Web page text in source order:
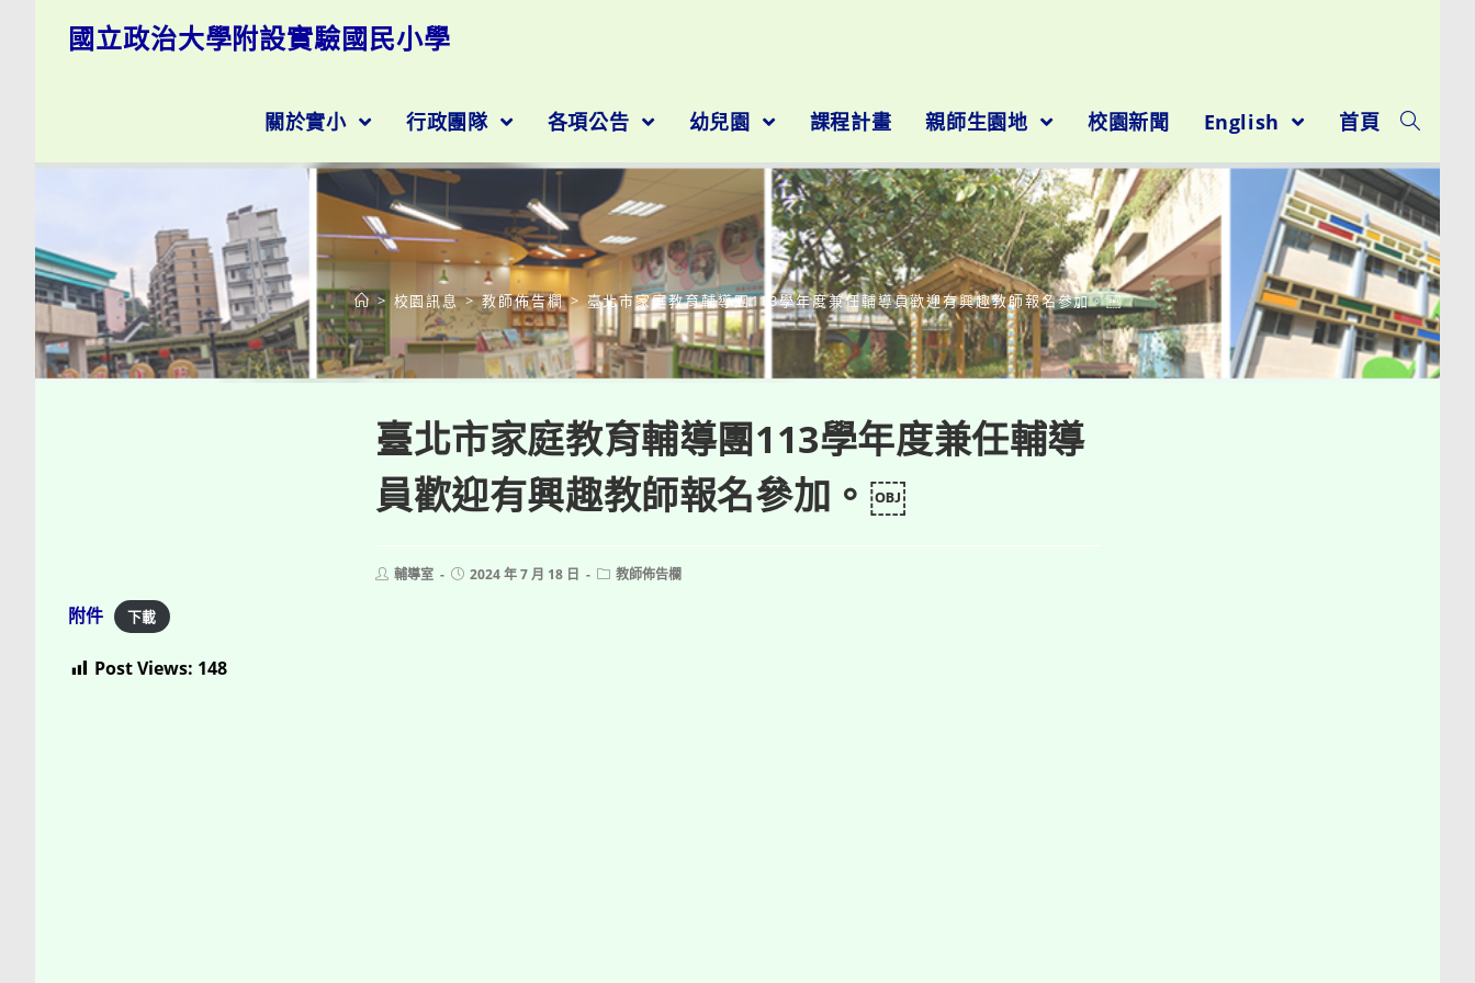
國立政治大學附設實驗國民小學
關於實小 行政團隊 各項公告 幼兒園 課程計畫 親師生園地 校園新聞 English 首頁
部落格
> 校園訊息 > 教師佈告欄 > 臺北市家庭教育輔導團113學年度兼任輔導員歡迎有興趣教師報名參加。￼
臺北市家庭教育輔導團113學年度兼任輔導
員歡迎有興趣教師報名參加。￼
Post輔導室
Post2024 年 7 月 18 日
Post教師佈告欄
附件 下載
Post Views: 148